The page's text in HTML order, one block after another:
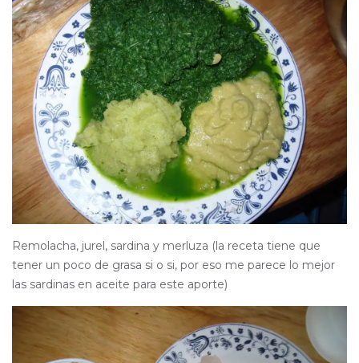
Remolacha, jurel, sardina y merluza (la receta tiene que
tener un poco de grasa si o si, por eso me parece lo mejor
las sardinas en aceite para este aporte)